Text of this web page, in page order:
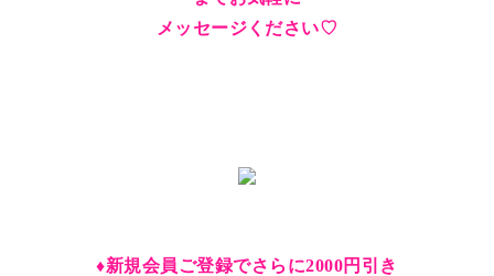
メッセージください♡
♦︎新規会員ご登録でさらに2000円引き